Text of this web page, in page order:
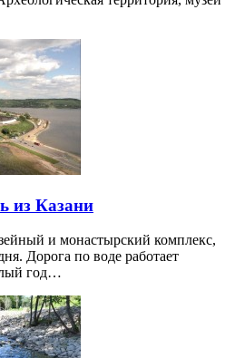
из Казани
и монастырский комплекс,
Дорога по воде работает
год…